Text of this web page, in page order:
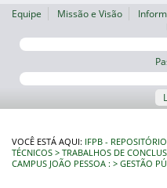
Equipe Missão e Visão
VOCÊ ESTÁ AQUI: IFPB -
TÉCNICOS
TRABALHOS DE
CAMPUS JOÃO PESSOA :
GESTÃO